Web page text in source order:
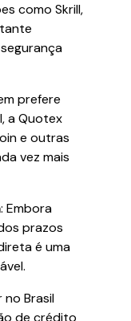
como Skrill,
prefere
a Quotex
e outras
vez mais
: Embora
prazos
é uma
Brasil
de crédito